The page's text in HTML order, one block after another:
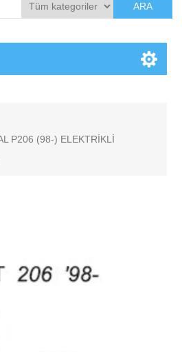
ARA
P206 (98-) ELEKTRİKLİ